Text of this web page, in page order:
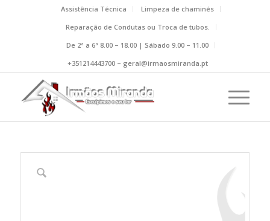
Assistência Técnica
Limpeza de chaminés
Reparação de Condutas ou Troca de tubos.
De 2ª a 6ª 8.00 – 18.00 | Sábado 9.00 – 11.00
+351214443700 – geral@irmaosmiranda.pt